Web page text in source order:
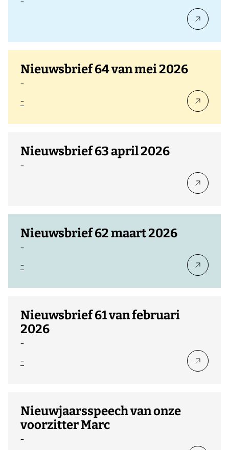
Nieuwsbrief 64 van mei 2026
-
-
Nieuwsbrief 63 april 2026
-
Nieuwsbrief 62 maart 2026
-
-
Nieuwsbrief 61 van februari
2026
-
-
Nieuwjaarsspeech van onze
voorzitter Marc
-